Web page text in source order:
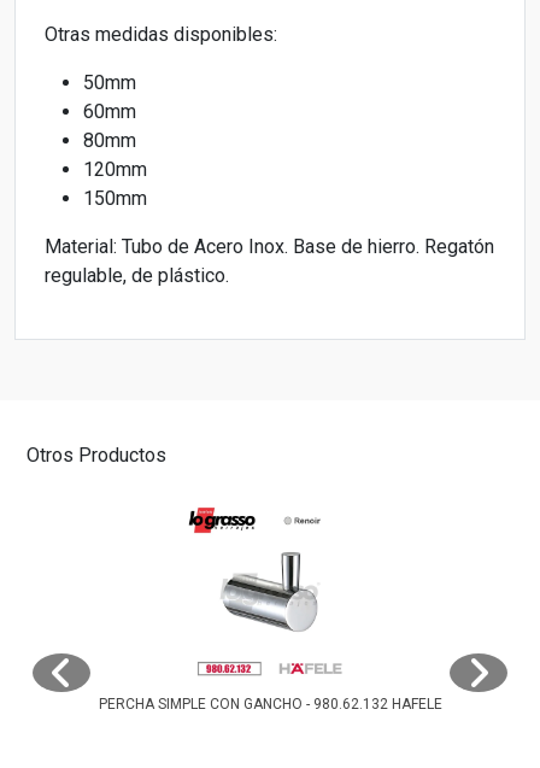
Otras medidas disponibles:
50mm
60mm
80mm
120mm
150mm
Material: Tubo de Acero Inox. Base de hierro. Regatón
regulable, de plástico.
Otros Productos
PERCHA SIMPLE CON GANCHO - 980.62.132 HAFELE